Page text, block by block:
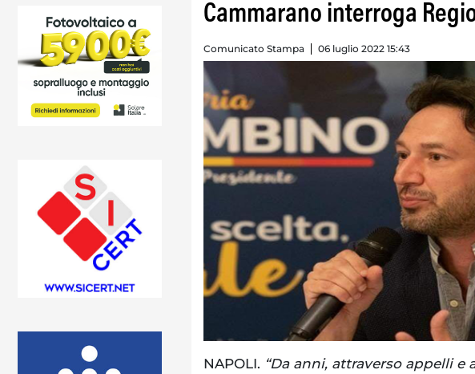
Cammarano interroga
Comunicato Stampa 06 luglio 2022 15:43
NAPOLI. “Da anni, attraverso appelli